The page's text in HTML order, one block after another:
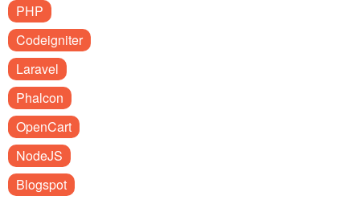
PHP
Codeigniter
Laravel
Phalcon
OpenCart
NodeJS
Blogspot